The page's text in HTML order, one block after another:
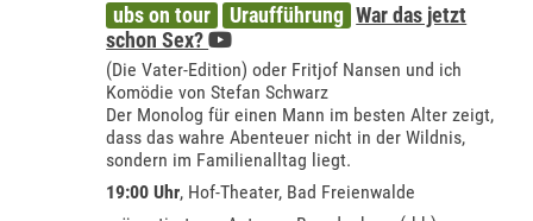
ubs on tour Uraufführung War das jetzt
schon Sex?
(Die Vater-Edition) oder Fritjof Nansen und ich
Komödie von Stefan Schwarz
Der Monolog für einen Mann im besten Alter zeigt,
dass das wahre Abenteuer nicht in der Wildnis,
sondern im Familienalltag liegt.
19:00 Uhr, Hof-Theater, Bad Freienwalde